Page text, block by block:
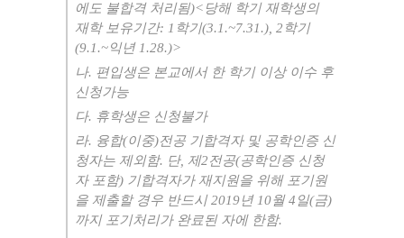
에도 불합격 처리됨)< 당해 학기 재학생의
재학 보유기간: 1 학기(3.1.~7.31.), 2 학기
(9.1.~익년 1.28.)>
나. 편입생은 본교에서 한 학기 이상 이수 후
신청가능
다. 휴학생은 신청불가
라. 융합(이중)전공 기합격자 및 공학인증 신
청자는 제외함. 단, 제2전공(공학인증 신청
자 포함) 기합격자가 재지원을 위해 포기원
을 제출할 경우 반드시2019년 10월4 일(금)
까지 포기처리가 완료된 자에 한함.